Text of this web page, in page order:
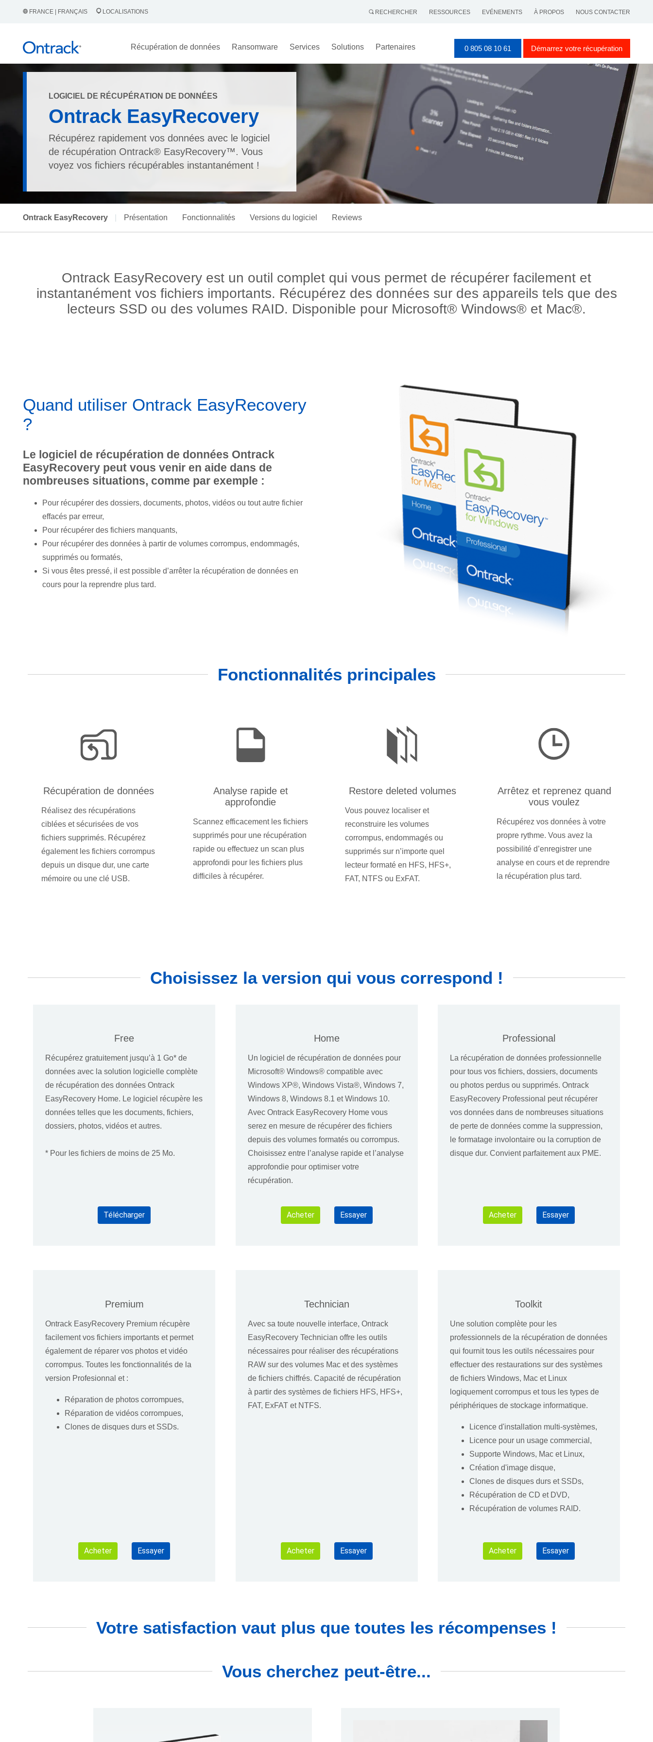
FRANCE | FRANÇAIS LOCALISATIONS RECHERCHER RESSOURCES EVÉNEMENTS À PROPOS NOUS CONTACTER
Récupération de données Ransomware Services Solutions Partenaires 0 805 08 10 61 Démarrez votre récupération
LOGICIEL DE RÉCUPÉRATION DE DONNÉES
Ontrack EasyRecovery
Récupérez rapidement vos données avec le logiciel
de récupération Ontrack® EasyRecovery™. Vous
voyez vos fichiers récupérables instantanément !
Ontrack EasyRecovery Présentation Fonctionnalités Versions du logiciel Reviews
Ontrack EasyRecovery est un outil complet qui vous permet de récupérer facilement et
instantanément vos fichiers importants. Récupérez des données sur des appareils tels que des
lecteurs SSD ou des volumes RAID. Disponible pour Microsoft® Windows® et Mac®.
Quand utiliser Ontrack EasyRecovery
?
Le logiciel de récupération de données Ontrack
EasyRecovery peut vous venir en aide dans de
nombreuses situations, comme par exemple :
Pour récupérer des dossiers, documents, photos, vidéos ou tout autre fichier
effacés par erreur,
Pour récupérer des fichiers manquants,
Pour récupérer des données à partir de volumes corrompus, endommagés,
supprimés ou formatés,
Si vous êtes pressé, il est possible d’arrêter la récupération de données en
cours pour la reprendre plus tard.
Fonctionnalités principales
Récupération de données
Réalisez des récupérations
ciblées et sécurisées de vos
fichiers supprimés. Récupérez
également les fichiers corrompus
depuis un disque dur, une carte
mémoire ou une clé USB.
Analyse rapide et
approfondie
Scannez efficacement les fichiers
supprimés pour une récupération
rapide ou effectuez un scan plus
approfondi pour les fichiers plus
difficiles à récupérer.
Restore deleted volumes
Vous pouvez localiser et
reconstruire les volumes
corrompus, endommagés ou
supprimés sur n’importe quel
lecteur formaté en HFS, HFS+,
FAT, NTFS ou ExFAT.
Arrêtez et reprenez quand
vous voulez
Récupérez vos données à votre
propre rythme. Vous avez la
possibilité d’enregistrer une
analyse en cours et de reprendre
la récupération plus tard.
Choisissez la version qui vous correspond !
Free
Récupérez gratuitement jusqu’à 1 Go* de
données avec la solution logicielle complète
de récupération des données Ontrack
EasyRecovery Home. Le logiciel récupère les
données telles que les documents, fichiers,
dossiers, photos, vidéos et autres.
* Pour les fichiers de moins de 25 Mo.
Télécharger
Home
Un logiciel de récupération de données pour
Microsoft® Windows® compatible avec
Windows XP®, Windows Vista®, Windows 7,
Windows 8, Windows 8.1 et Windows 10.
Avec Ontrack EasyRecovery Home vous
serez en mesure de récupérer des fichiers
depuis des volumes formatés ou corrompus.
Choisissez entre l’analyse rapide et l’analyse
approfondie pour optimiser votre
récupération.
Acheter Essayer
Professional
La récupération de données professionnelle
pour tous vos fichiers, dossiers, documents
ou photos perdus ou supprimés. Ontrack
EasyRecovery Professional peut récupérer
vos données dans de nombreuses situations
de perte de données comme la suppression,
le formatage involontaire ou la corruption de
disque dur. Convient parfaitement aux PME.
Acheter Essayer
Premium
Ontrack EasyRecovery Premium récupère
facilement vos fichiers importants et permet
également de réparer vos photos et vidéo
corrompus. Toutes les fonctionnalités de la
version Profesionnal et :
Réparation de photos corrompues,
Réparation de vidéos corrompues,
Clones de disques durs et SSDs.
Acheter Essayer
Technician
Avec sa toute nouvelle interface, Ontrack
EasyRecovery Technician offre les outils
nécessaires pour réaliser des récupérations
RAW sur des volumes Mac et des systèmes
de fichiers chiffrés. Capacité de récupération
à partir des systèmes de fichiers HFS, HFS+,
FAT, ExFAT et NTFS.
Acheter Essayer
Toolkit
Une solution complète pour les
professionnels de la récupération de données
qui fournit tous les outils nécessaires pour
effectuer des restaurations sur des systèmes
de fichiers Windows, Mac et Linux
logiquement corrompus et tous les types de
périphériques de stockage informatique.
Licence d'installation multi-systèmes,
Licence pour un usage commercial,
Supporte Windows, Mac et Linux,
Création d'image disque,
Clones de disques durs et SSDs,
Récupération de CD et DVD,
Récupération de volumes RAID.
Acheter Essayer
Votre satisfaction vaut plus que toutes les récompenses !
Vous cherchez peut-être...